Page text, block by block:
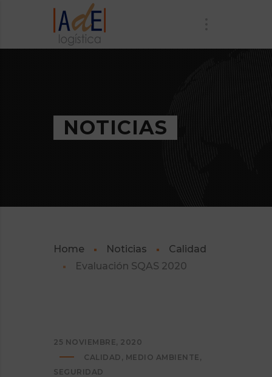
NOTICIAS
Home Noticias
Calidad
Evaluación SQAS 2020
25 NOVIEMBRE, 2020
CALIDAD , MEDIO AMBIENTE ,
SEGURIDAD